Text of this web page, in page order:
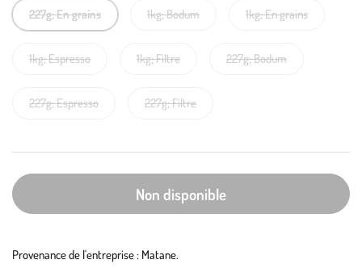
227g; En grains 1kg; Bodum 1kg; En grains
1kg; Espresso 1kg; Filtre 227g; Bodum
227g; Espresso 227g; Filtre
Non disponible
Provenance de l'entreprise : Matane.